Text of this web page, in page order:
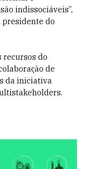
indissociáveis”,
presidente do
recursos do
de
da iniciativa